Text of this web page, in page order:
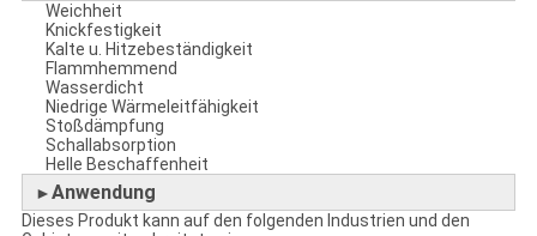
Weichheit
Knickfestigkeit
Kalte u. Hitzebeständigkeit
Flammhemmend
Wasserdicht
Niedrige Wärmeleitfähigkeit
Stoßdämpfung
Schallabsorption
Helle Beschaffenheit
►Anwendung
Dieses Produkt kann auf den folgenden Industrien und den